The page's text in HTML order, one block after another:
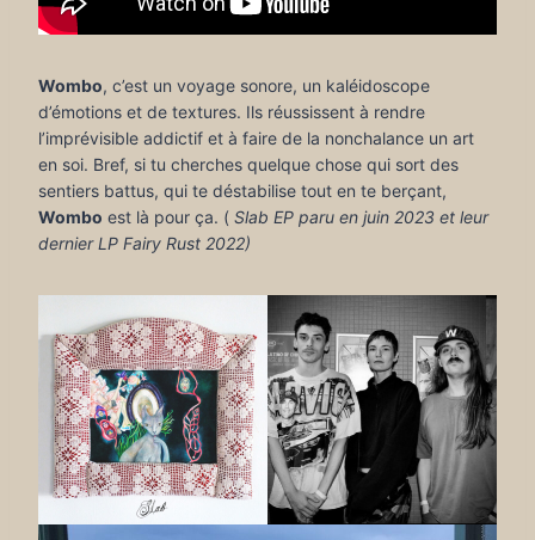
Wombo, c’est un voyage sonore, un kaléidoscope
d’émotions et de textures. Ils réussissent à rendre
l’imprévisible addictif et à faire de la nonchalance un art
en soi. Bref, si tu cherches quelque chose qui sort des
sentiers battus, qui te déstabilise tout en te berçant,
Wombo est là pour ça. ( Slab EP paru en juin 2023 et leur
dernier LP Fairy Rust 2022)